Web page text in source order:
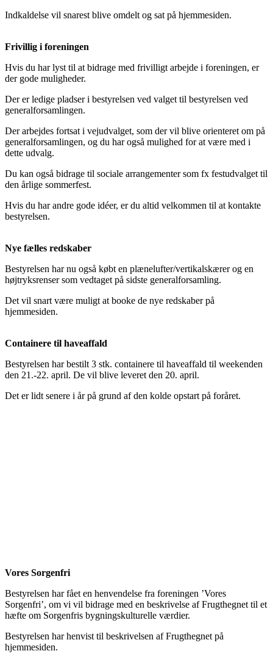
Indkaldelse vil snarest blive omdelt og sat på hjemmesiden.
Frivillig i foreningen
Hvis du har lyst til at bidrage med frivilligt arbejde i foreningen, er
der gode muligheder.
Der er ledige pladser i bestyrelsen ved valget til bestyrelsen ved
generalforsamlingen.
Der arbejdes fortsat i vejudvalget, som der vil blive orienteret om på
generalforsamlingen, og du har også mulighed for at være med i
dette udvalg.
Du kan også bidrage til sociale arrangementer som fx festudvalget til
den årlige sommerfest.
Hvis du har andre gode idéer, er du altid velkommen til at kontakte
bestyrelsen.
Nye fælles redskaber
Bestyrelsen har nu også købt en plænelufter/vertikalskærer og en
højtryksrenser som vedtaget på sidste generalforsamling.
Det vil snart være muligt at booke de nye redskaber på
hjemmesiden.
Containere til haveaffald
Bestyrelsen har bestilt 3 stk. containere til haveaffald til weekenden
den 21.-22. april. De vil blive leveret den 20. april.
Det er lidt senere i år på grund af den kolde opstart på foråret.
Vores Sorgenfri
Bestyrelsen har fået en henvendelse fra foreningen ’Vores
Sorgenfri’, om vi vil bidrage med en beskrivelse af Frugthegnet til et
hæfte om Sorgenfris bygningskulturelle værdier.
Bestyrelsen har henvist til beskrivelsen af Frugthegnet på
hjemmesiden.